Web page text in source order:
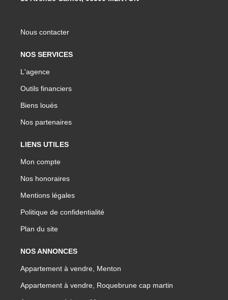
Nous contacter
NOS SERVICES
L'agence
Outils financiers
Biens loués
Nos partenaires
LIENS UTILES
Mon compte
Nos honoraires
Mentions légales
Politique de confidentialité
Plan du site
NOS ANNONCES
Appartement à vendre, Menton
Appartement à vendre, Roquebrune cap martin